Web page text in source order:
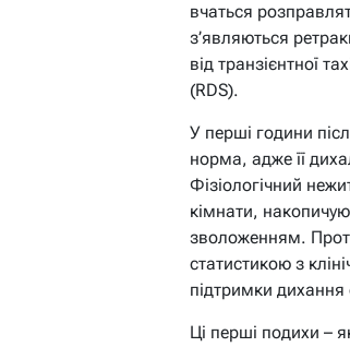
вчаться
з’являються
від транзієнтної
(RDS).
У перші години
норма, адже її
Фізіологічний
кімнати,
зволоженням.
статистикою з
підтримки дихання
Ці перші подихи –